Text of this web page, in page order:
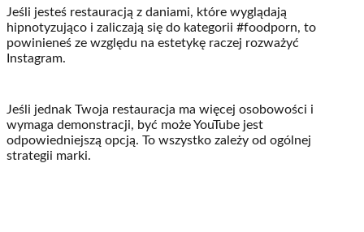
Jeśli jesteś restauracją z daniami, które wyglądają
hipnotyzująco i zaliczają się do kategorii #foodporn, to
powinieneś ze względu na estetykę raczej rozważyć
Instagram.
Jeśli jednak Twoja restauracja ma więcej osobowości i
wymaga demonstracji, być może YouTube jest
odpowiedniejszą opcją. To wszystko zależy od ogólnej
strategii marki.